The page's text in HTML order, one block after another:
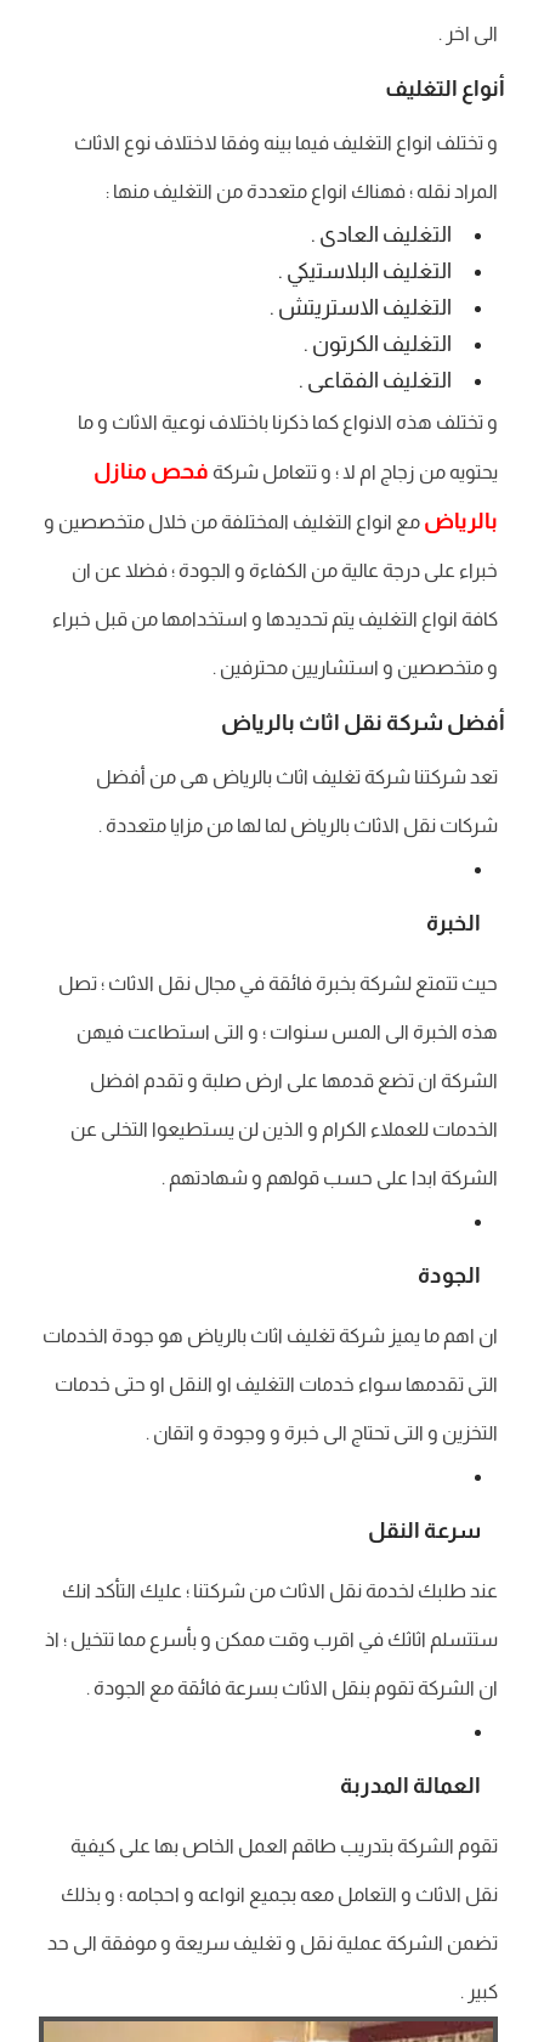
الى اخر .
أنواع التغليف
و تختلف انواع التغليف فيما بينه وفقا لاختلاف نوع الاثاث
المراد نقله ؛ فهناك انواع متعددة من التغليف منها :
التغليف العادى .
التغليف البلاستيكي .
التغليف الاستريتش .
التغليف الكرتون .
التغليف الفقاعى .
و تختلف هذه الانواع كما ذكرنا باختلاف نوعية الاثاث و ما
يحتويه من زجاج ام لا ؛ و تتعامل شركة فحص منازل
بالرياض مع انواع التغليف المختلفة من خلال متخصصين و
خبراء على درجة عالية من الكفاءة و الجودة ؛ فضلا عن ان
كافة انواع التغليف يتم تحديدها و استخدامها من قبل خبراء
و متخصصين و استشاريين محترفين .
أفضل شركة نقل اثاث بالرياض
تعد شركتنا شركة تغليف اثاث بالرياض هى من أفضل
شركات نقل الاثاث بالرياض لما لها من مزايا متعددة .
الخبرة
حيث تتمتع لشركة بخبرة فائقة في مجال نقل الاثاث ؛ تصل
هذه الخبرة الى المس سنوات ؛ و التى استطاعت فيهن
الشركة ان تضع قدمها على ارض صلبة و تقدم افضل
الخدمات للعملاء الكرام و الذين لن يستطيعوا التخلى عن
الشركة ابدا على حسب قولهم و شهادتهم .
الجودة
ان اهم ما يميز شركة تغليف اثاث بالرياض هو جودة الخدمات
التى تقدمها سواء خدمات التغليف او النقل او حتى خدمات
التخزين و التى تحتاج الى خبرة و وجودة و اتقان .
سرعة النقل
عند طلبك لخدمة نقل الاثاث من شركتنا ؛ عليك التأكد انك
ستتسلم اثاثك في اقرب وقت ممكن و بأسرع مما تتخيل ؛ اذ
ان الشركة تقوم بنقل الاثاث بسرعة فائقة مع الجودة .
العمالة المدربة
تقوم الشركة بتدريب طاقم العمل الخاص بها على كيفية
نقل الاثاث و التعامل معه بجميع انواعه و احجامه ؛ و بذلك
تضمن الشركة عملية نقل و تغليف سريعة و موفقة الى حد
كبير .